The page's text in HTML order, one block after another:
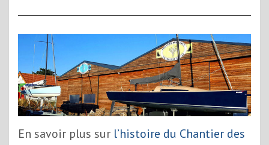
En savoir plus sur l’histoire du Chantier des